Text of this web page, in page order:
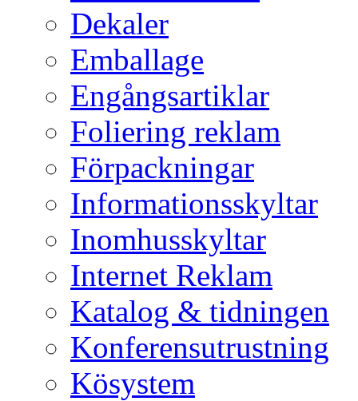
Dekaler
Emballage
Engångsartiklar
Foliering reklam
Förpackningar
Informationsskyltar
Inomhusskyltar
Internet Reklam
Katalog & tidningen
Konferensutrustning
Kösystem